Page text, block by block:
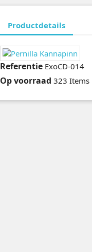
Productdetails
Referentie ExoCD-014
Op voorraad 323 Items